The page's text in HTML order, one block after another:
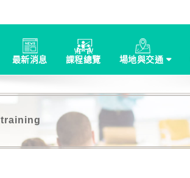
最新消息 課程總覽 場地與交通